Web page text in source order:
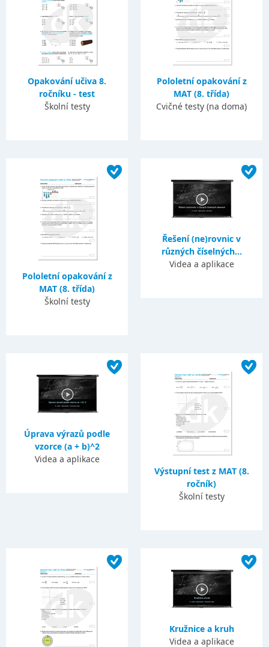
Opakování učiva 8.
ročníku - test
Školní testy
Pololetní opakování z
MAT (8. třída)
Cvičné testy (na doma)
Pololetní opakování z
MAT (8. třída)
Školní testy
Řešení (ne)rovnic v
různých číselných...
Videa a aplikace
Úprava výrazů podle
vzorce (a + b)^2
Videa a aplikace
Výstupní test z MAT (8.
ročník)
Školní testy
Kružnice a kruh
Videa a aplikace